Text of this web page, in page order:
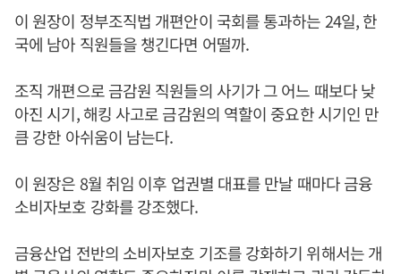
이 원장이 정부조직법 개편안이 국회를 통과하는 24일, 한
국에 남아 직원들을 챙긴다면 어떨까.
조직 개편으로 금감원 직원들의 사기가 그 어느 때보다 낮
아진 시기, 해킹 사고로 금감원의 역할이 중요한 시기인 만
큼 강한 아쉬움이 남는다.
이 원장은 8월 취임 이후 업권별 대표를 만날 때마다 금융
소비자보호 강화를 강조했다.
금융산업 전반의 소비자보호 기조를 강화하기 위해서는 개